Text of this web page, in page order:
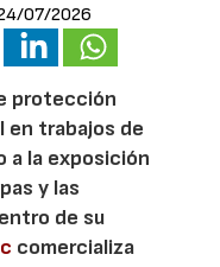
07/2026
protección
en trabajos de
a la exposición
y las
de su
comercializa